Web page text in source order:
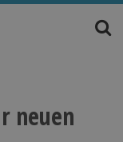
neuen